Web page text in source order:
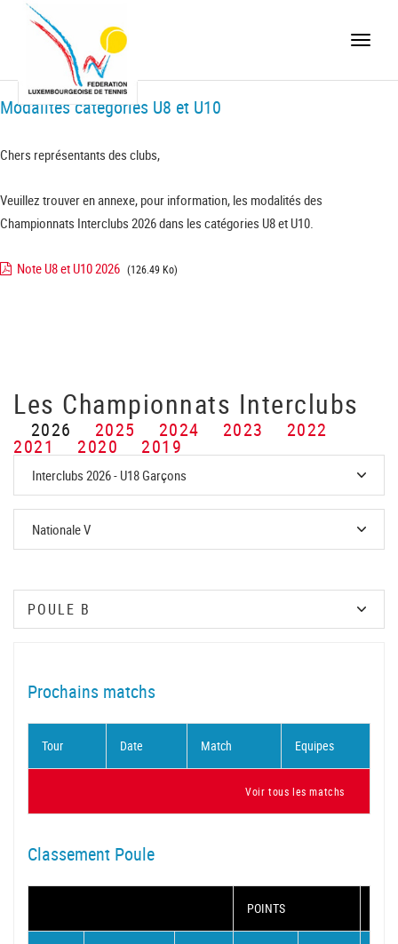
Toggle
Modalités catégories U8 et U10
Chers représentants des clubs,
Veuillez trouver en annexe, pour information, les modalités des
Championnats Interclubs 2026 dans les catégories U8 et U10.
Note U8 et U10 2026 (126.49 Ko)
Les Championnats Interclubs
2026 2025 2024 2023 2022
2021 2020 2019
Prochains matchs
Tour Date Match Equipes
Voir tous les matchs
Classement Poule
POINTS